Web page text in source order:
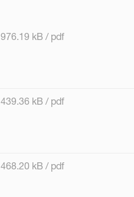
976.19 kB / pdf
439.36 kB / pdf
468.20 kB / pdf